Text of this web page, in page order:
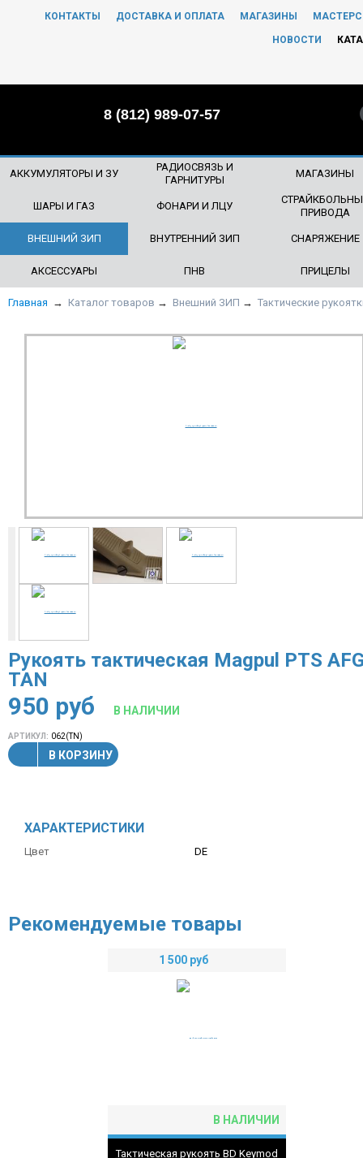
КОНТАКТЫ ДОСТАВКА И ОПЛАТА МАГАЗИНЫ
НОВОСТИ
8 (812) 989-07-57
АККУМУЛЯТОРЫ И ЗУ
РАДИОСВЯЗЬ И
ГАРНИТУРЫ
МАГАЗИНЫ
ШАРЫ И ГАЗ ФОНАРИ И ЛЦУ
ПРИВОДА
ВНЕШНИЙ ЗИП ВНУТРЕННИЙ ЗИП СНАРЯЖЕНИЕ
АКСЕССУАРЫ ПНВ ПРИЦЕЛЫ
Главная → Каталог товаров → Внешний ЗИП → Тактические
Рукоять тактическая Magpul PTS
TAN
950 руб В НАЛИЧИИ
АРТИКУЛ: 062(TN)
В КОРЗИНУ
ХАРАКТЕРИСТИКИ
Цвет DE
Рекомендуемые товары
1 500 руб
В НАЛИЧИИ
Тактическая рукоять BD Keymod
ЧТО БУДЕМ ИСКАТЬ?